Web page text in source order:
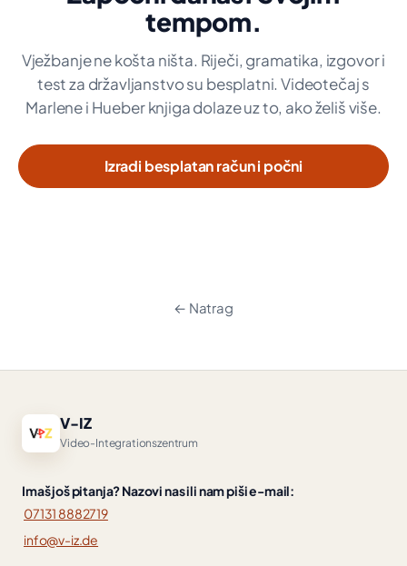
tempom.
Vježbanje ne košta ništa. Riječi, gramatika, izgovor i
test za državljanstvo su besplatni. Videotečaj s
Marlene i Hueber knjiga dolaze uz to, ako želiš više.
Izradi besplatan račun i počni
← Natrag
V-IZ
Video-Integrationszentrum
Imaš još pitanja? Nazovi nas ili nam piši e-mail:
07131 8882719
info@v-iz.de